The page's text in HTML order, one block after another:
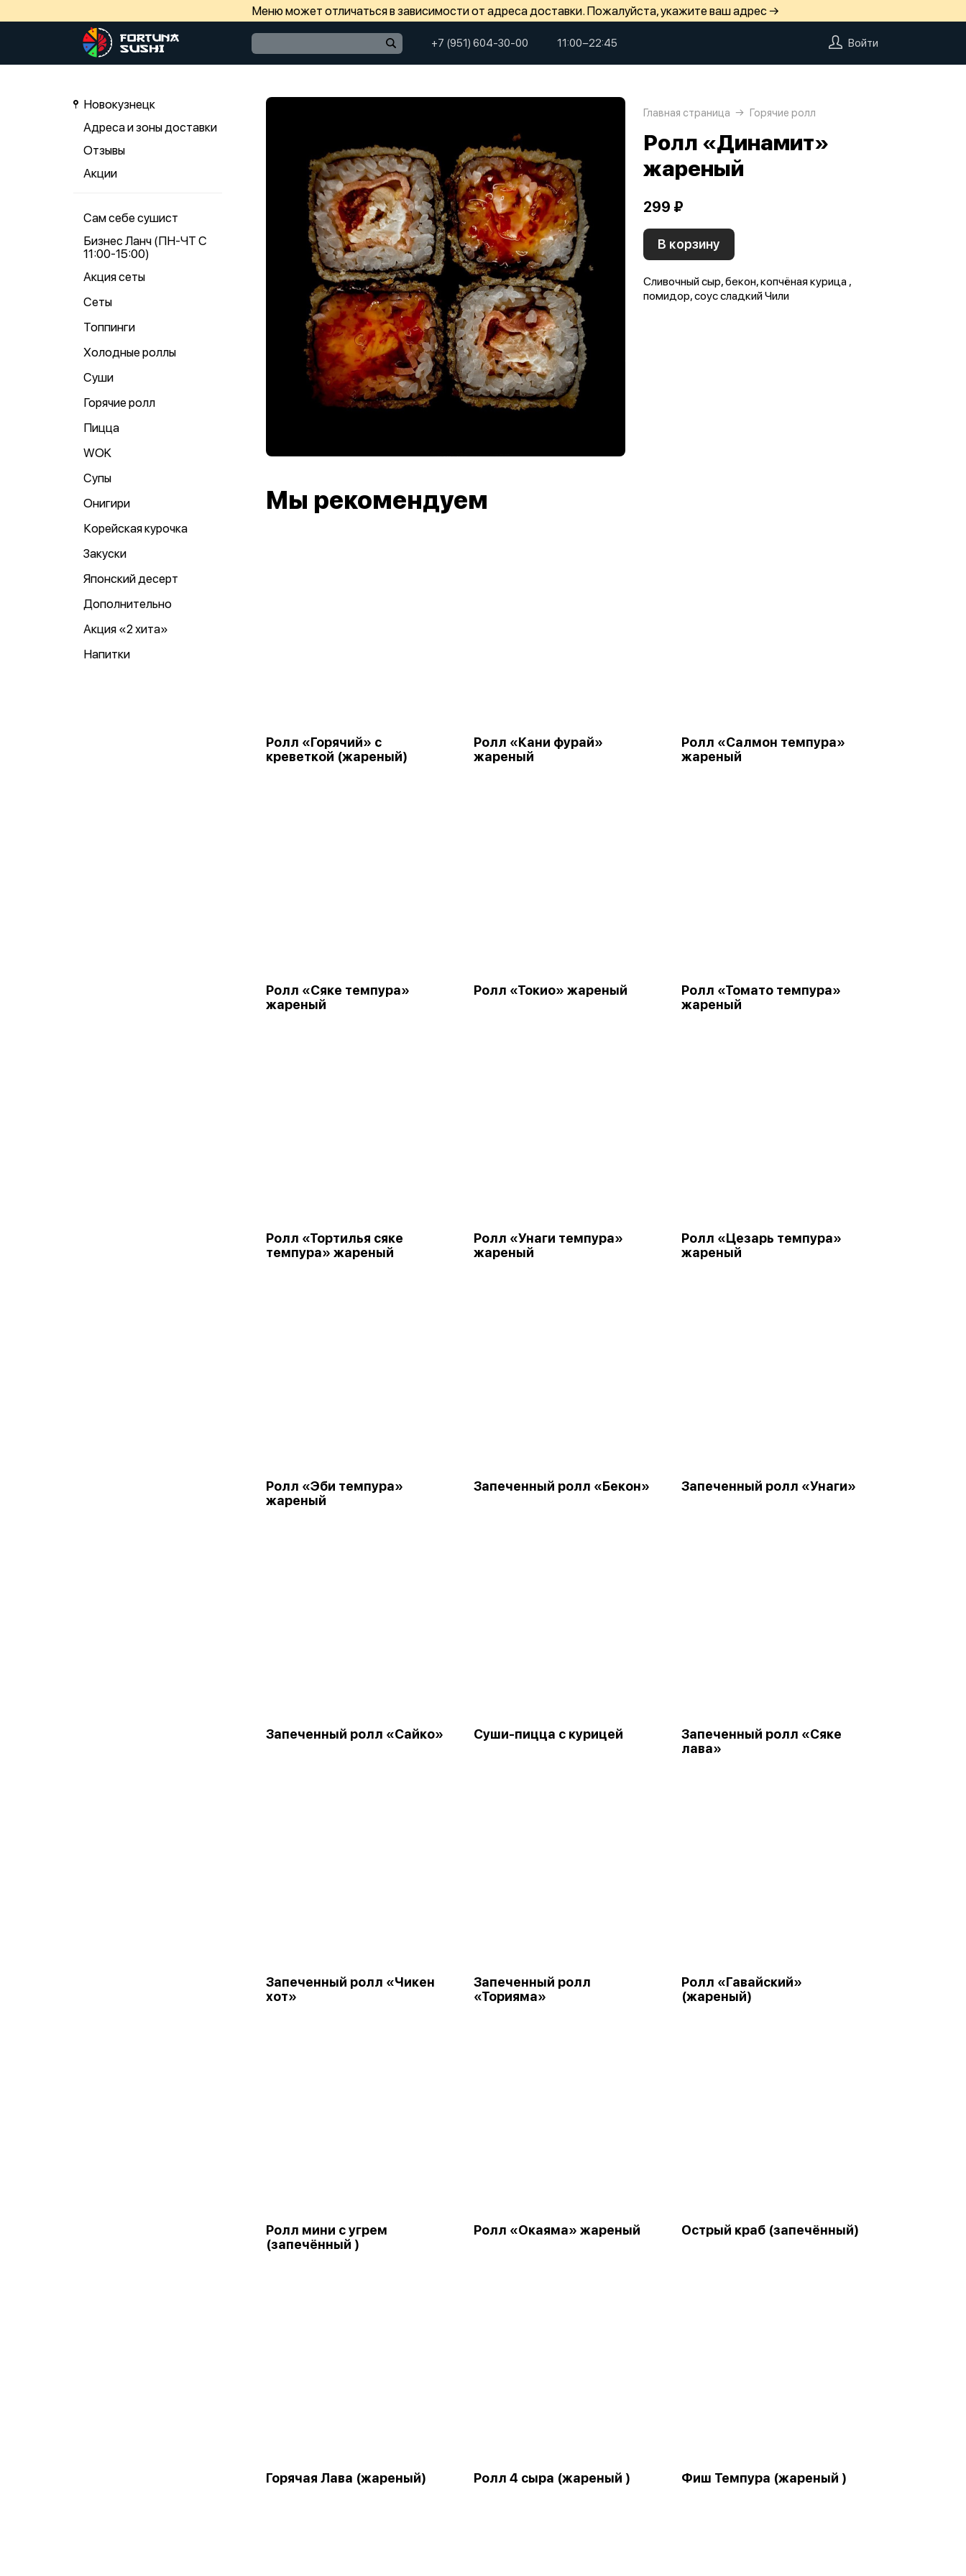
Меню может отличаться в зависимости от адреса доставки. Пожалуйста, укажите ваш адрес →
+7 (951) 604-30-00 11:00−22:45 Войти
Новокузнецк
Адреса и зоны доставки
Отзывы
Акции
Сам себе сушист
Бизнес Ланч (ПН-ЧТ С
11:00-15:00)
Акция сеты
Сеты
Топпинги
Холодные роллы
Суши
Горячие ролл
Пицца
WOK
Супы
Онигири
Корейская курочка
Закуски
Японский десерт
Дополнительно
Акция «2 хита»
Напитки
Главная страница Горячие ролл
Ролл «Динамит»
жареный
299 ₽
В корзину
Сливочный сыр, бекон, копчёная курица ,
помидор, соус сладкий Чили
Мы рекомендуем
Ролл «Горячий» с
креветкой (жареный)
Ролл «Кани фурай»
жареный
Ролл «Салмон темпура»
жареный
Ролл «Сяке темпура»
жареный
Ролл «Токио» жареный
Ролл «Томато темпура»
жареный
Ролл «Тортилья сяке
темпура» жареный
Ролл «Унаги темпура»
жареный
Ролл «Цезарь темпура»
жареный
Ролл «Эби темпура»
жареный
Запеченный ролл «Бекон» Запеченный ролл «Унаги»
Запеченный ролл «Сайко» Суши-пицца с курицей
Запеченный ролл «Сяке
лава»
Запеченный ролл «Чикен
хот»
Запеченный ролл
«Торияма»
Ролл «Гавайский»
(жареный)
Ролл мини с угрем
(запечённый )
Ролл «Окаяма» жареный Острый краб (запечённый)
Горячая Лава (жареный) Ролл 4 сыра (жареный ) Фиш Темпура (жареный )